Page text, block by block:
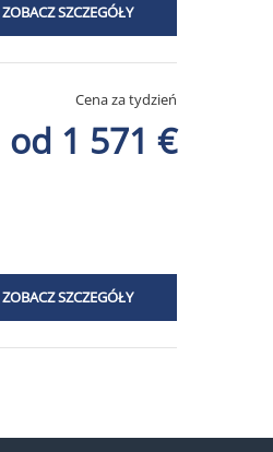
ZOBACZ SZCZEGÓŁY
Cena za tydzień
od 1 571 €
ZOBACZ SZCZEGÓŁY